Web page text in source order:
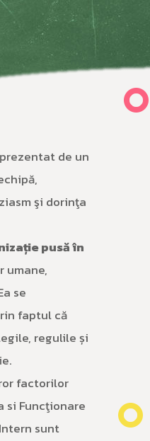
de un
şi dorinţa
pusă în
umane,
se
faptul că
regulile și
factorilor
si Funcţionare
sunt